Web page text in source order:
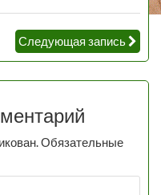
Следующая запись
Обязательные